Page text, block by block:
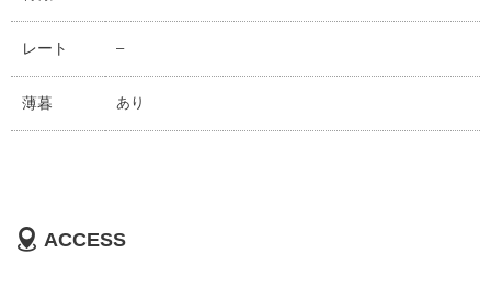
レート –
薄暮 あり
ACCESS